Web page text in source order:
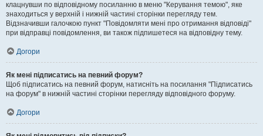
клацнувши по відповідному посиланню в меню "Керування темою", яке
знаходиться у верхній і нижній частині сторінки перегляду тем.
Відзначивши галочкою пункт "Повідомляти мені про отримання відповіді"
при відправці повідомлення, ви також підпишетеся на відповідну тему.
Догори
Як мені підписатись на певний форум?
Щоб підписатись на певний форум, натисніть на посилання "Підписатись
на форум" в нижній частині сторінки перегляду відповідного форуму.
Догори